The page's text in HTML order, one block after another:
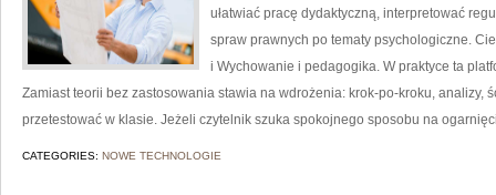
ułatwiać pracę dydaktyczną, interpretować
spraw prawnych po tematy psychologiczne.
i Wychowanie i pedagogika. W praktyce ta
Zamiast teorii bez zastosowania stawia na wdrożenia: krok-po-kroku, analizy,
przetestować w klasie. Jeżeli czytelnik szuka spokojnego sposobu na
CATEGORIES: NOWE TECHNOLOGIE